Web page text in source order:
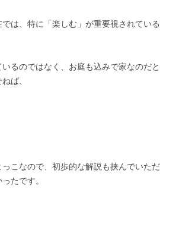
は、特に「楽しむ」が重要視されている
るのではなく、お庭も込みで家なのだと
ば、
こなので、初歩的な解説も挟んでいただ
たです。